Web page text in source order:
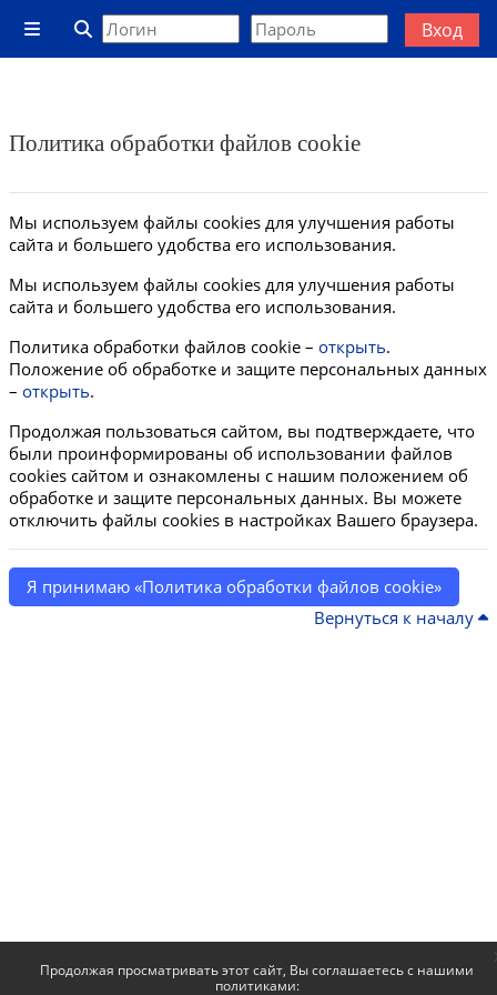
Перейти к основному содержанию
Продолжая просматривать этот сайт, Вы соглашаетесь с нашими
политиками:
Боковая панель
Изменить данные поисковой строки
Вход
Политика обработки файлов cookie
Мы используем файлы cookies для улучшения работы
сайта и большего удобства его использования.
Мы используем файлы cookies для улучшения работы
сайта и большего удобства его использования.
Политика обработки файлов cookie – открыть.
Положение об обработке и защите персональных данных
– открыть.
Продолжая пользоваться сайтом, вы подтверждаете, что
были проинформированы об использовании файлов
cookies сайтом и ознакомлены с нашим положением об
обработке и защите персональных данных. Вы можете
отключить файлы cookies в настройках Вашего браузера.
Я принимаю «Политика обработки файлов cookie»
Вернуться к началу